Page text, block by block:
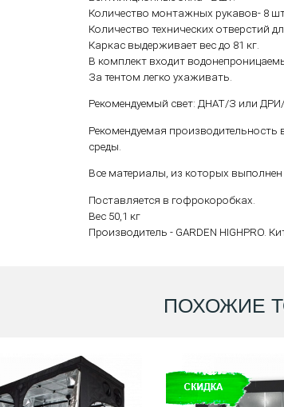
Количество монтажных рукавов- 8
Количество технических отверстий
Каркас выдерживает вес до 81 кг.
В комплект входит
За тентом легко ухаживать.
Рекомендуемый свет: ДНАТ/З или
Рекомендуемая
среды.
Все материалы, из которых выполнен
Поставляется в гофрокоробках.
Вес 50,1 кг
Производитель - GARDEN HIGHPRO.
ПОХОЖИЕ